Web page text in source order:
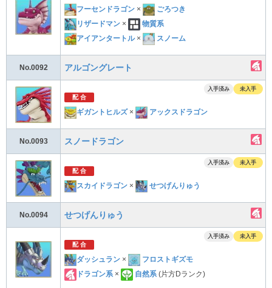
フーセンドラゴン ×
ごろつき
リザードマン ×
物質系
アイアンタートル× スノーム
No.0092 アルゴングレート
入手済み 未入手
配 合
ギガントヒルズ× アックスドラゴン
No.0093 スノードラゴン
入手済み 未入手
配 合
スカイドラゴン × せつげんりゅう
No.0094 せつげんりゅう
入手済み 未入手
配 合
ダッシュラン ×
フロストギズモ
ドラゴン系 × 自然系 (片方Dランク)